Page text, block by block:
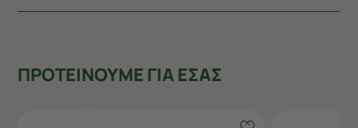
ΠΡΟΤΕΙΝΟΥΜΕ ΓΙΑ ΕΣΑΣ